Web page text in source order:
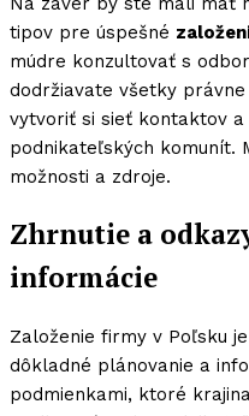
tipov pre úspešné
múdre konzultovať s
dodržiavate všetky
vytvoriť si sieť kontaktov a
podnikateľských komunít.
možnosti a zdroje.
Zhrnutie a
informácie
Založenie firmy v Poľsku
dôkladné plánovanie a
podmienkami, ktoré